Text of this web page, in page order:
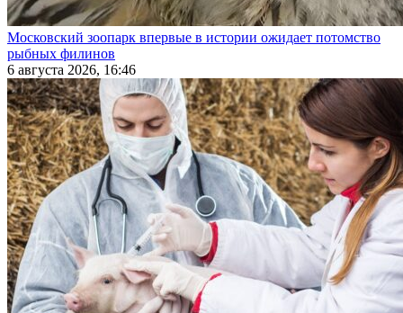
Московский зоопарк впервые в истории ожидает потомство
рыбных филинов
6 августа 2026, 16:46